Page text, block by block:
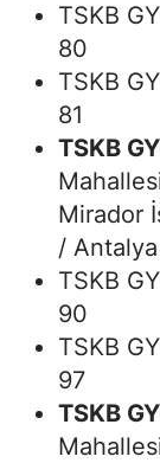
TSKB
80
TSKB
81
TSKB
Mirador
/ Antalya
TSKB
90
TSKB
97
TSKB